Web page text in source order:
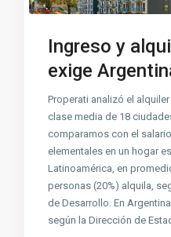
Ingreso y
exige
Properati analizó el
clase media de 18
comparamos con el
elementales en un hogar
Latinoamérica, en
personas (20%) alquila,
de Desarrollo. En
según la Dirección de